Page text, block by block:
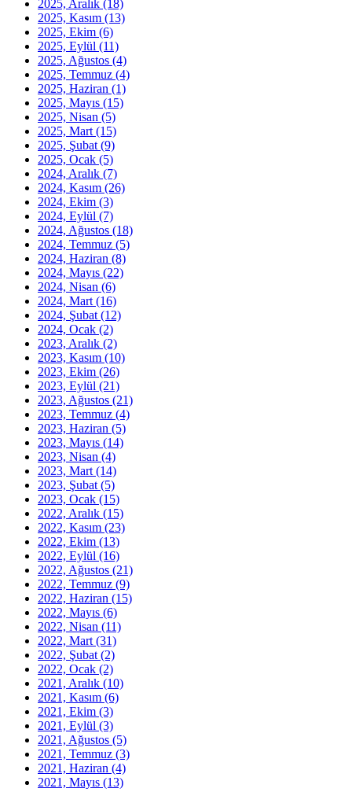
2025, Aralık (18)
2025, Kasım (13)
2025, Ekim (6)
2025, Eylül (11)
2025, Ağustos (4)
2025, Temmuz (4)
2025, Haziran (1)
2025, Mayıs (15)
2025, Nisan (5)
2025, Mart (15)
2025, Şubat (9)
2025, Ocak (5)
2024, Aralık (7)
2024, Kasım (26)
2024, Ekim (3)
2024, Eylül (7)
2024, Ağustos (18)
2024, Temmuz (5)
2024, Haziran (8)
2024, Mayıs (22)
2024, Nisan (6)
2024, Mart (16)
2024, Şubat (12)
2024, Ocak (2)
2023, Aralık (2)
2023, Kasım (10)
2023, Ekim (26)
2023, Eylül (21)
2023, Ağustos (21)
2023, Temmuz (4)
2023, Haziran (5)
2023, Mayıs (14)
2023, Nisan (4)
2023, Mart (14)
2023, Şubat (5)
2023, Ocak (15)
2022, Aralık (15)
2022, Kasım (23)
2022, Ekim (13)
2022, Eylül (16)
2022, Ağustos (21)
2022, Temmuz (9)
2022, Haziran (15)
2022, Mayıs (6)
2022, Nisan (11)
2022, Mart (31)
2022, Şubat (2)
2022, Ocak (2)
2021, Aralık (10)
2021, Kasım (6)
2021, Ekim (3)
2021, Eylül (3)
2021, Ağustos (5)
2021, Temmuz (3)
2021, Haziran (4)
2021, Mayıs (13)